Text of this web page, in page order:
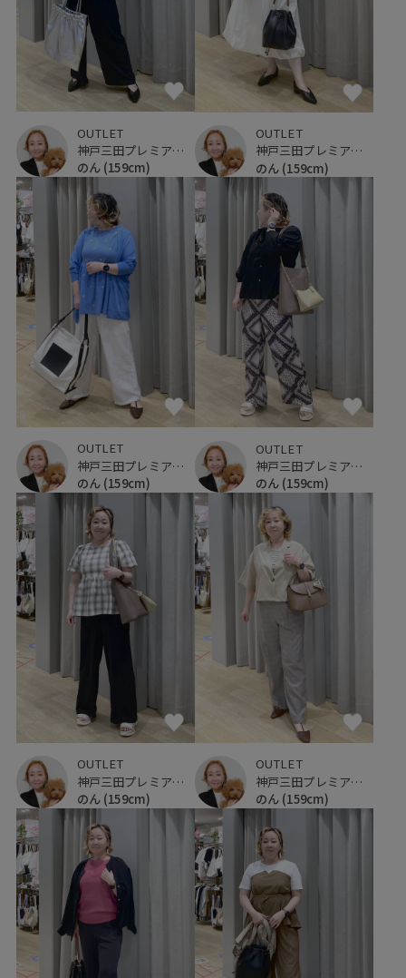
OUTLET
神戸三田プレミアム・アウトレット
のん (159cm)
OUTLET
神戸三田プレミアム・アウトレット
のん (159cm)
OUTLET
神戸三田プレミアム・アウトレット
のん (159cm)
OUTLET
神戸三田プレミアム・アウトレット
のん (159cm)
OUTLET
神戸三田プレミアム・アウトレット
のん (159cm)
OUTLET
神戸三田プレミアム・アウトレット
のん (159cm)